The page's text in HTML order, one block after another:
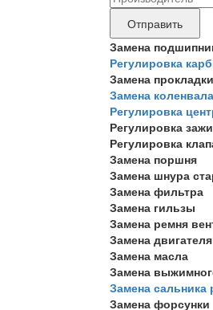
данные
бренда
продукта,
требующего
ремонта
Отправить
Замена
Регулировка
Замена
Замена
Регулировка
Регулировка
Регулировка
Замена поршня
Замена шнура
Замена фильтра
Замена гильзы
Замена ремня
Замена двигателя
Замена масла
Замена
Замена сальника
Замена форсунки